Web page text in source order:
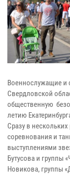
Военнослужащие и
Свердловской
общественную
летию
Сразу в
соревнования и
выступлениями
Бутусова и группы
Новикова, группы